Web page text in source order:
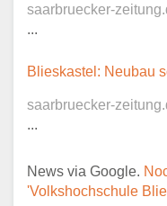
öffentlich
E-Mail*
saarbruecker-
...
Blieskastel: Neubau
saarbruecker-
...
News via Google.
'Volkshochschule